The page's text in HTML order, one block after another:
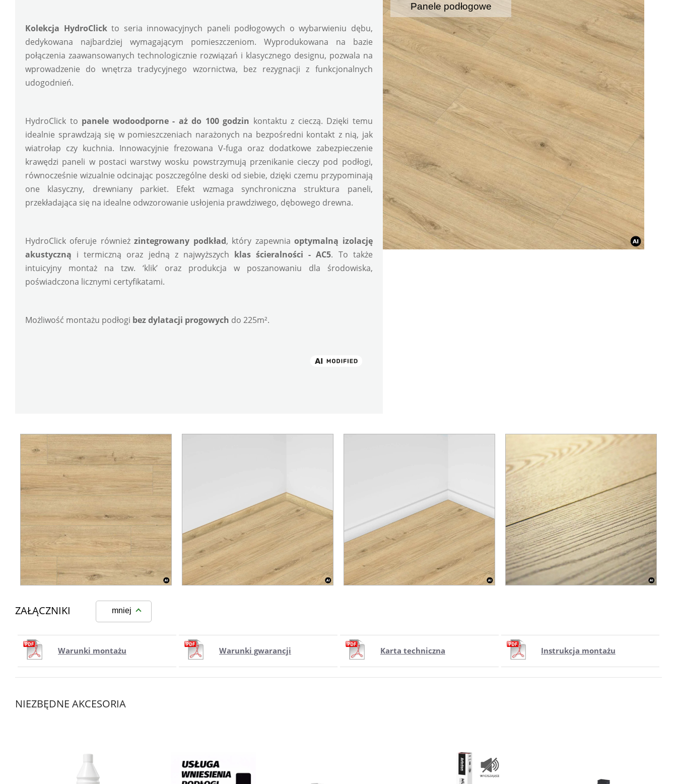
Kolekcja HydroClick to seria innowacyjnych paneli podłogowych o wybarwieniu dębu,
dedykowana najbardziej wymagającym pomieszczeniom. Wyprodukowana na bazie
połączenia zaawansowanych technologicznie rozwiązań i klasycznego designu, pozwala na
wprowadzenie do wnętrza tradycyjnego wzornictwa, bez rezygnacji z funkcjonalnych
udogodnień.
HydroClick to panele wodoodporne - aż do 100 godzin kontaktu z cieczą. Dzięki temu
idealnie sprawdzają się w pomieszczeniach narażonych na bezpośredni kontakt z nią, jak
wiatrołap czy kuchnia. Innowacyjnie frezowana V-fuga oraz dodatkowe zabezpieczenie
krawędzi paneli w postaci warstwy wosku powstrzymują przenikanie cieczy pod podłogi,
równocześnie wizualnie odcinając poszczególne deski od siebie, dzięki czemu przypominają
one klasyczny, drewniany parkiet. Efekt wzmaga synchroniczna struktura paneli,
przekładająca się na idealne odwzorowanie usłojenia prawdziwego, dębowego drewna.
HydroClick oferuje również zintegrowany podkład, który zapewnia optymalną izolację
akustyczną i termiczną oraz jedną z najwyższych klas ścieralności - AC5. To także
intuicyjny montaż na tzw. ‘klik’ oraz produkcja w poszanowaniu dla środowiska,
poświadczona licznymi certyfikatami.
Możliwość montażu podłogi bez dylatacji progowych do 225m².
Panele podłogowe
ZAŁĄCZNIKI mniej
Warunki montażu Warunki gwarancji Karta techniczna Instrukcja montażu
NIEZBĘDNE AKCESORIA